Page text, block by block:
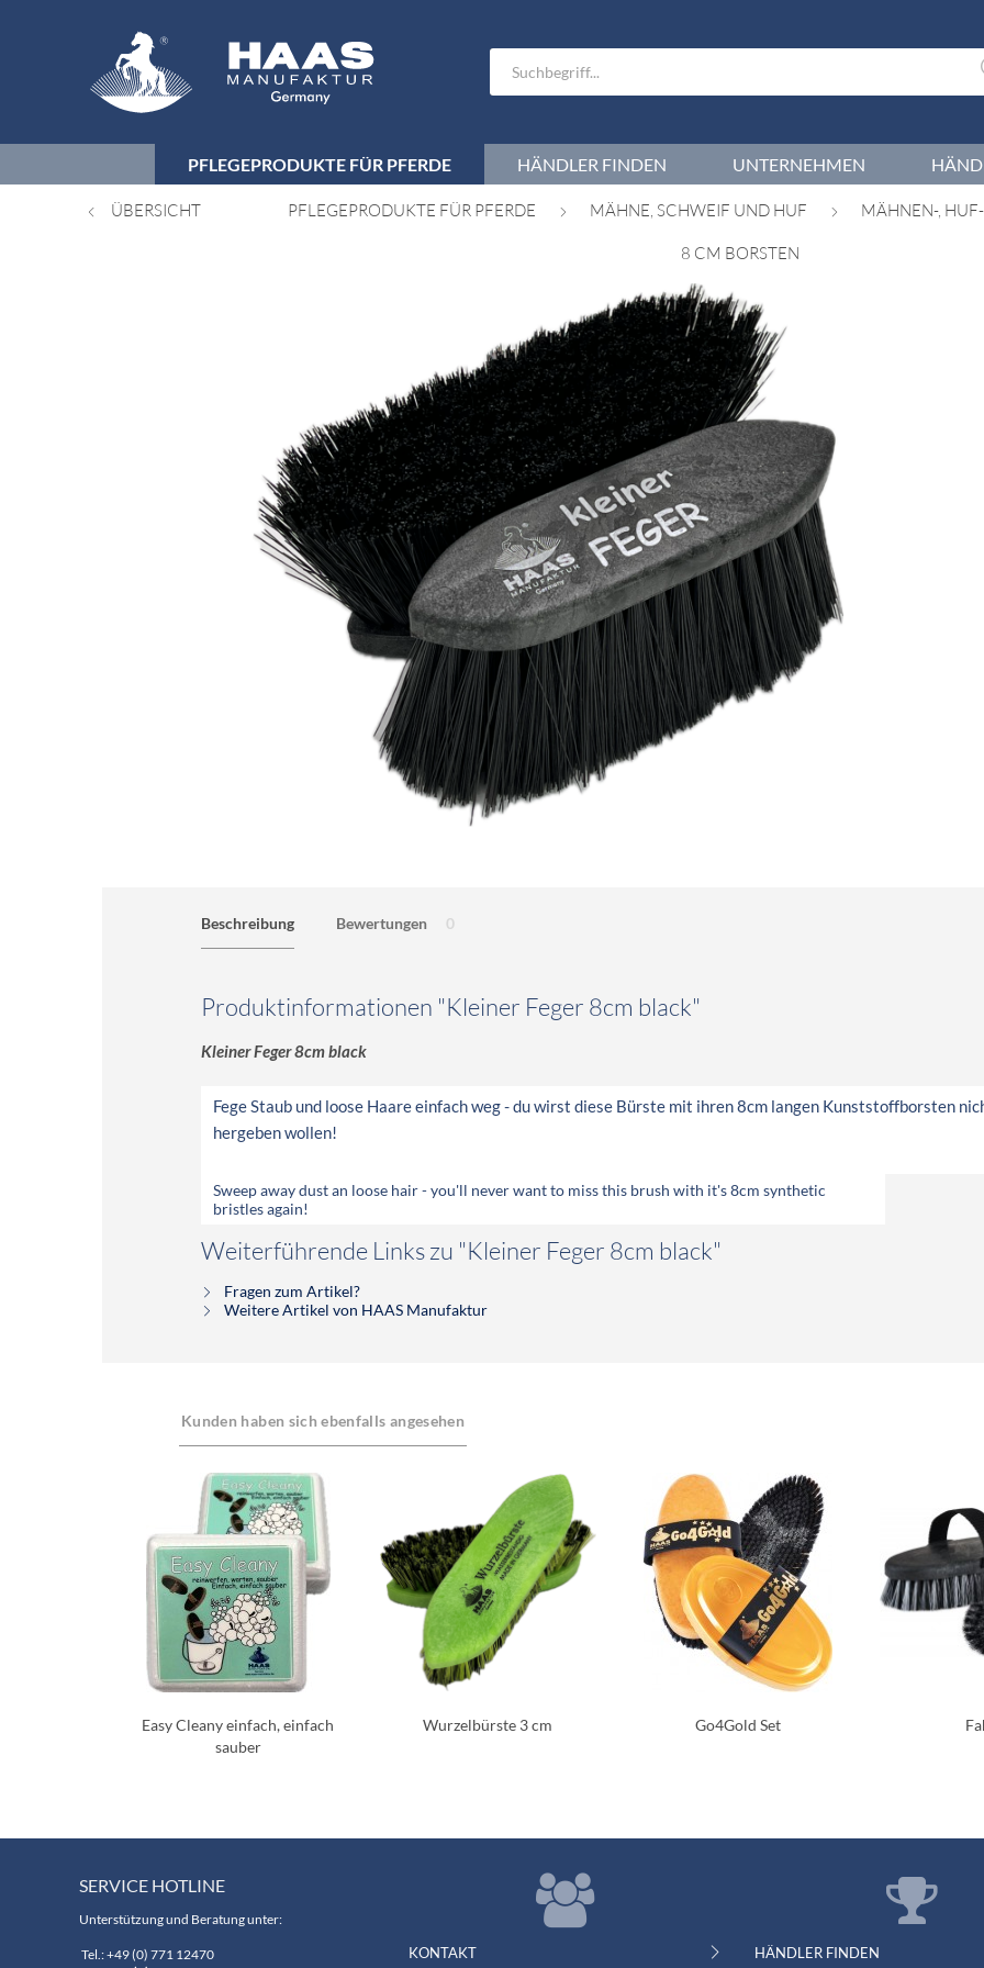
PFLEGEPRODUKTE FÜR PFERDE HÄNDLER FINDEN UNTERNEHMEN
ÜBERSICHT PFLEGEPRODUKTE FÜR PFERDE MÄHNE, SCHWEIF UND HUF MÄHNEN-,
8 CM BORSTEN
Beschreibung Bewertungen 0
Produktinformationen "Kleiner Feger 8cm black"
Kleiner Feger 8cm black
Fege Staub und loose Haare einfach weg - du wirst diese Bürste mit ihren 8cm langen Kunststoffborsten
hergeben wollen!
Sweep away dust an loose hair - you'll never want to miss this brush with it's 8cm synthetic
bristles again!
Weiterführende Links zu "Kleiner Feger 8cm black"
Fragen zum Artikel?
Weitere Artikel von HAAS Manufaktur
Kunden haben sich ebenfalls angesehen
Easy Cleany einfach, einfach
sauber
Wurzelbürste 3 cm Go4Gold Set
SERVICE HOTLINE
Unterstützung und Beratung unter:
Tel.: +49 (0) 771 12470
KONTAKT HÄNDLER FINDEN